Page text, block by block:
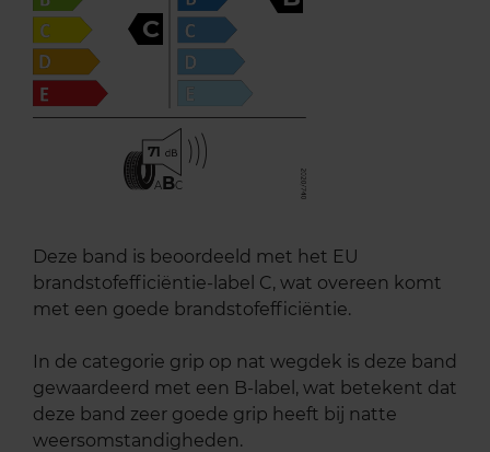
C
71
ABC
Deze band is beoordeeld met het EU
brandstofefficiëntie-label C, wat overeen komt
met een goede brandstofefficiëntie.
In de categorie grip op nat wegdek is deze band
gewaardeerd met een B-label, wat betekent dat
deze band zeer goede grip heeft bij natte
weersomstandigheden.